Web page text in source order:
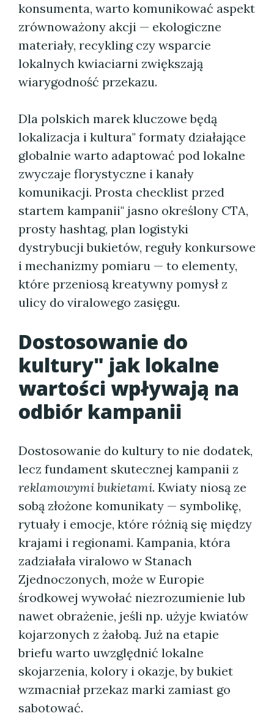
konsumenta, warto komunikować aspekt
zrównoważony akcji — ekologiczne
materiały, recykling czy wsparcie
lokalnych kwiaciarni zwiększają
wiarygodność przekazu.
Dla polskich marek kluczowe będą
lokalizacja i kultura" formaty działające
globalnie warto adaptować pod lokalne
zwyczaje florystyczne i kanały
komunikacji. Prosta checklist przed
startem kampanii" jasno określony CTA,
prosty hashtag, plan logistyki
dystrybucji bukietów, reguły konkursowe
i mechanizmy pomiaru — to elementy,
które przeniosą kreatywny pomysł z
ulicy do viralowego zasięgu.
Dostosowanie do
kultury" jak lokalne
wartości wpływają na
odbiór kampanii
Dostosowanie do kultury to nie dodatek,
lecz fundament skutecznej kampanii z
reklamowymi bukietami. Kwiaty niosą ze
sobą złożone komunikaty — symbolikę,
rytuały i emocje, które różnią się między
krajami i regionami. Kampania, która
zadziałała viralowo w Stanach
Zjednoczonych, może w Europie
środkowej wywołać niezrozumienie lub
nawet obrażenie, jeśli np. użyje kwiatów
kojarzonych z żałobą. Już na etapie
briefu warto uwzględnić lokalne
skojarzenia, kolory i okazje, by bukiet
wzmacniał przekaz marki zamiast go
sabotować.